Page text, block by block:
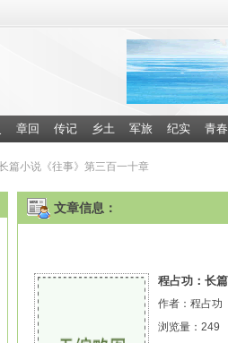
章回 传记 乡土 军旅 纪实 青春
篇小说《往事》第三百一十章
文章信息：
程占功：长
作者：程占功
浏览量： 249